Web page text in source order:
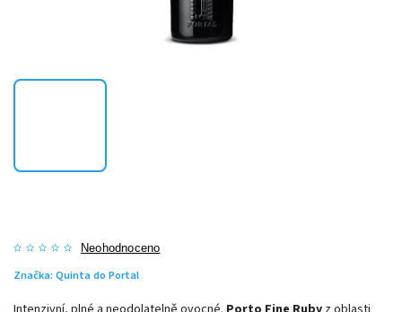
Neohodnoceno
Značka: Quinta do Portal